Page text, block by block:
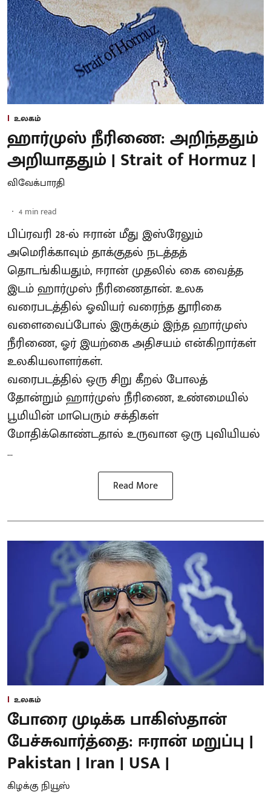
உலகம்
ஹார்முஸ் நீரிணை: அறிந்ததும்
அறியாததும் | Strait of Hormuz |
விவேக்பாரதி
4 min read
பிப்ரவரி 28-ல் ஈரான் மீது இஸ்ரேலும்
அமெரிக்காவும் தாக்குதல் நடத்தத்
தொடங்கியதும், ஈரான் முதலில் கை வைத்த
இடம் ஹார்முஸ் நீரிணைதான். உலக
வரைபடத்தில் ஓவியர் வரைந்த தூரிகை
வளைவைப்போல் இருக்கும் இந்த ஹார்முஸ்
நீரிணை, ஓர் இயற்கை அதிசயம் என்கிறார்கள்
உலகியலாளர்கள்.
வரைபடத்தில் ஒரு சிறு கீறல் போலத்
தோன்றும் ஹார்முஸ் நீரிணை, உண்மையில்
பூமியின் மாபெரும் சக்திகள்
மோதிக்கொண்டதால் உருவான ஒரு புவியியல்
...
Read More
உலகம்
போரை முடிக்க பாகிஸ்தான்
பேச்சுவார்த்தை: ஈரான் மறுப்பு |
Pakistan | Iran | USA |
கிழக்கு நியூஸ்